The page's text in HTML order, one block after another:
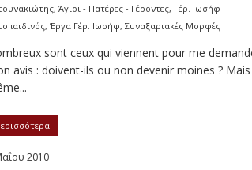
, Άγιοι - Πατέρες - Γέροντες, Γέρ. Ιωσήφ
, Έργα Γέρ. Ιωσήφ, Συναξαριακές Μορφές
sont ceux qui viennent pour me
avis : doivent-ils ou non devenir moines ?
2010